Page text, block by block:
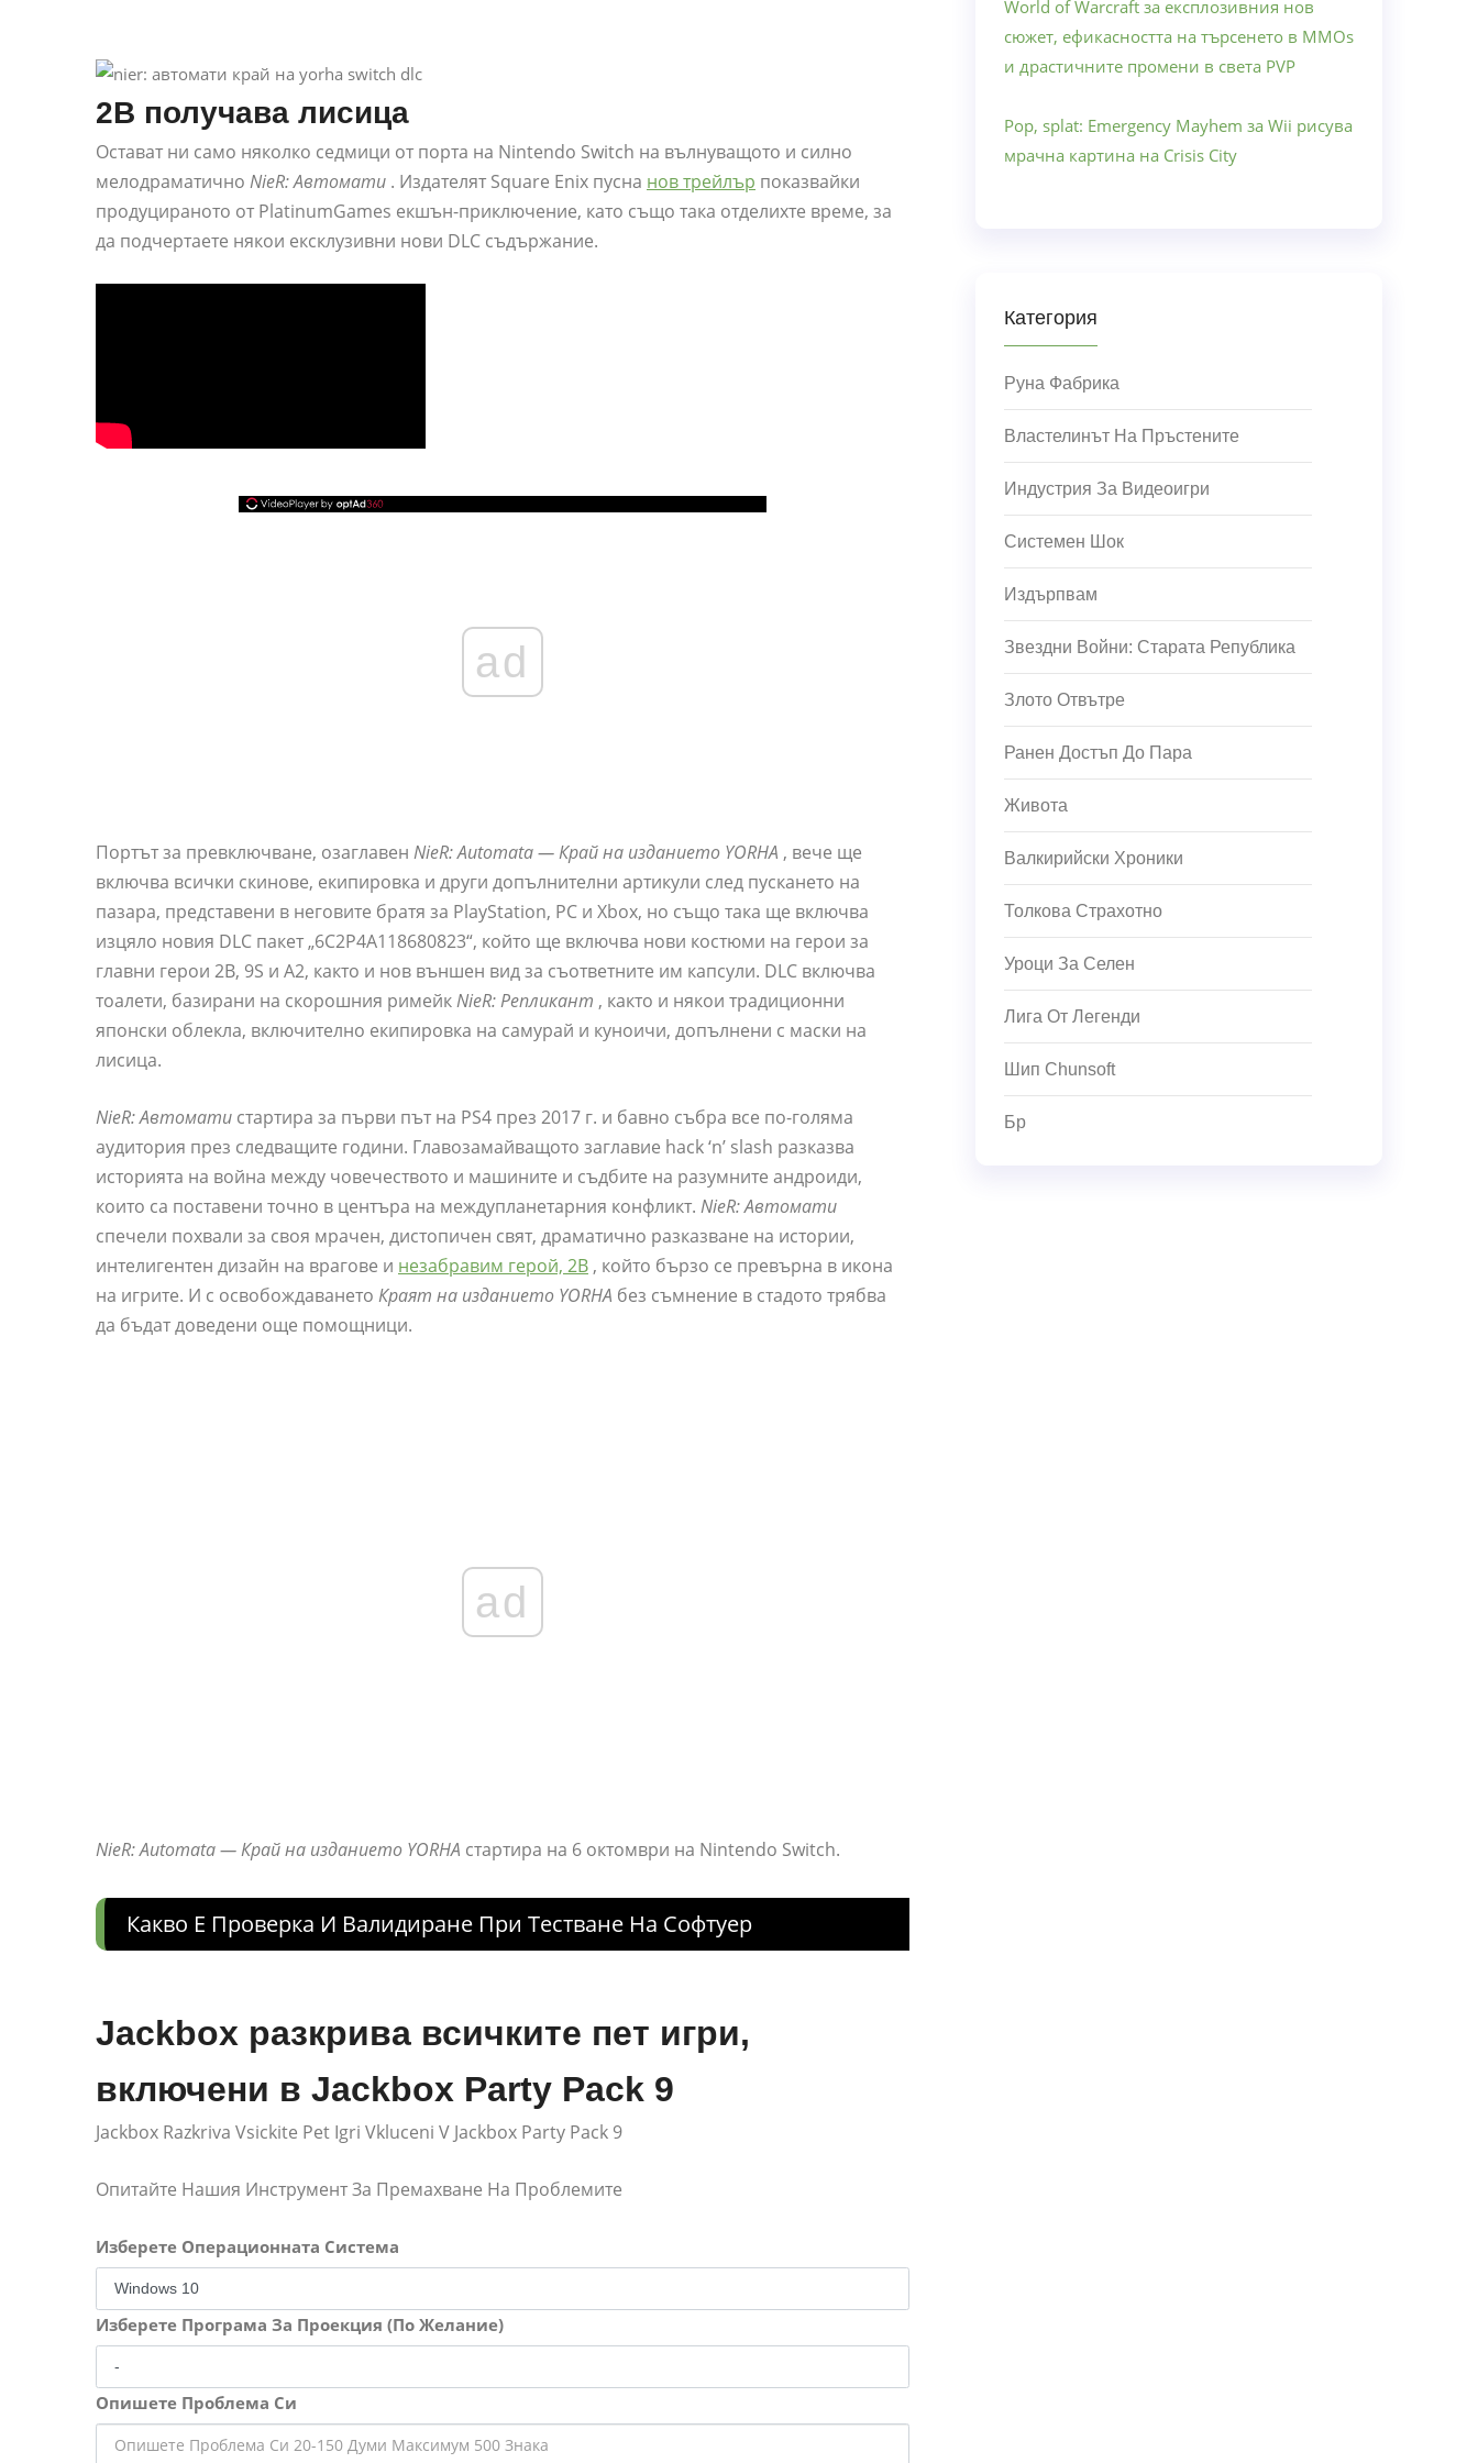
2B получава лисица
Остават ни само няколко седмици от порта на Nintendo Switch на вълнуващото и силно
мелодраматично NieR: Автомати . Издателят Square Enix пусна нов трейлър показвайки
продуцираното от PlatinumGames екшън-приключение, като също така отделихте време, за
да подчертаете някои ексклузивни нови DLC съдържание.
ad
Портът за превключване, озаглавен NieR: Automata — Край на изданието YORHA , вече ще
включва всички скинове, екипировка и други допълнителни артикули след пускането на
пазара, представени в неговите братя за PlayStation, PC и Xbox, но също така ще включва
изцяло новия DLC пакет „6C2P4A118680823“, който ще включва нови костюми на герои за
главни герои 2B, 9S и A2, както и нов външен вид за съответните им капсули. DLC включва
тоалети, базирани на скорошния римейкNieR: Репликант , както и някои традиционни
японски облекла, включително екипировка на самурай и куноичи, допълнени с маски на
лисица.
NieR: Автомати стартира за първи път на PS4 през 2017 г. и бавно събра все по-голяма
аудитория през следващите години. Главозамайващото заглавие hack ‘n’ slash разказва
историята на война между човечеството и машините и съдбите на разумните андроиди,
които са поставени точно в центъра на междупланетарния конфликт. NieR: Автомати
спечели похвали за своя мрачен, дистопичен свят, драматично разказване на истории,
интелигентен дизайн на врагове и незабравим герой, 2B , който бързо се превърна в икона
на игрите. И с освобождаването Краят на изданието YORHA без съмнение в стадото трябва
да бъдат доведени още помощници.
ad
NieR: Automata — Край на изданието YORHA стартира на 6 октомври на Nintendo Switch.
Какво Е Проверка И Валидиране При Тестване На Софтуер
Jackbox разкрива всичките пет игри,
включени в Jackbox Party Pack 9
Jackbox Razkriva Vsickite Pet Igri Vkluceni V Jackbox Party Pack 9
Опитайте Нашия Инструмент За Премахване На Проблемите
Изберете Операционната Система
Изберете Програма За Проекция (По Желание)
Опишете Проблема Си
World of Warcraft за експлозивния нов
сюжет, ефикасността на търсенето в MMOs
и драстичните промени в света PVP
Pop, splat: Emergency Mayhem за Wii рисува
мрачна картина на Crisis City
Категория
Руна Фабрика
Властелинът На Пръстените
Индустрия За Видеоигри
Системен Шок
Издърпвам
Звездни Войни: Старата Република
Злото Отвътре
Ранен Достъп До Пара
Живота
Валкирийски Хроники
Толкова Страхотно
Уроци За Селен
Лига От Легенди
Шип Chunsoft
Бр